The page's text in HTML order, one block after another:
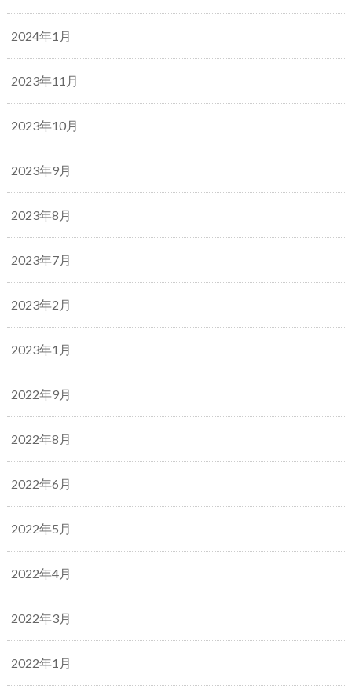
2024年1月
2023年11月
2023年10月
2023年9月
2023年8月
2023年7月
2023年2月
2023年1月
2022年9月
2022年8月
2022年6月
2022年5月
2022年4月
2022年3月
2022年1月